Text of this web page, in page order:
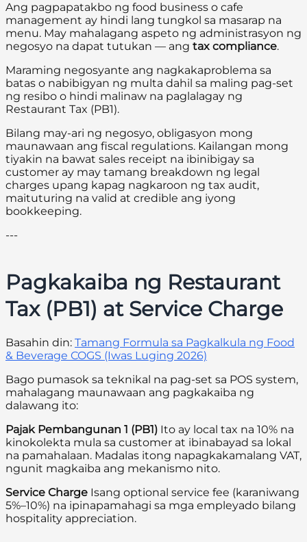
Ang pagpapatakbo ng food business o cafe
management ay hindi lang tungkol sa masarap na
menu. May mahalagang aspeto ng administrasyon ng
negosyo na dapat tutukan — ang tax compliance.
Maraming negosyante ang nagkakaproblema sa
batas o nabibigyan ng multa dahil sa maling pag-set
ng resibo o hindi malinaw na paglalagay ng
Restaurant Tax (PB1).
Bilang may-ari ng negosyo, obligasyon mong
maunawaan ang fiscal regulations. Kailangan mong
tiyakin na bawat sales receipt na ibinibigay sa
customer ay may tamang breakdown ng legal
charges upang kapag nagkaroon ng tax audit,
maituturing na valid at credible ang iyong
bookkeeping.
---
Pagkakaiba ng Restaurant
Tax (PB1) at Service Charge
Basahin din: Tamang Formula sa Pagkalkula ng Food
& Beverage COGS (Iwas Luging 2026)
Bago pumasok sa teknikal na pag-set sa POS system,
mahalagang maunawaan ang pagkakaiba ng
dalawang ito:
Pajak Pembangunan 1 (PB1) Ito ay local tax na 10% na
kinokolekta mula sa customer at ibinabayad sa lokal
na pamahalaan. Madalas itong napagkakamalang VAT,
ngunit magkaiba ang mekanismo nito.
Service Charge Isang optional service fee (karaniwang
5%–10%) na ipinapamahagi sa mga empleyado bilang
hospitality appreciation.